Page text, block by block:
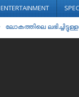
ENTERTAINMENT
ലോകത്തിലെ